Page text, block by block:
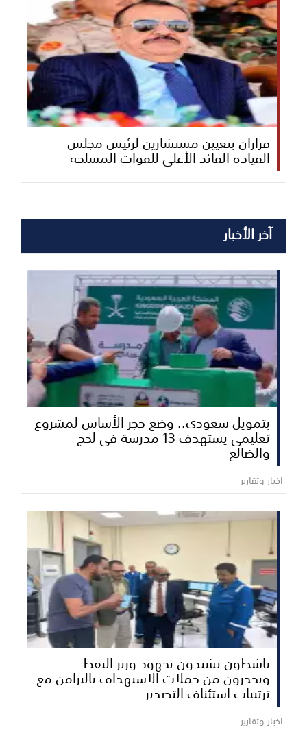
قراران بتعيين مستشارين لرئيس مجلس
القيادة القائد الأعلى للقوات المسلحة
آخر الأخبار
بتمويل سعودي.. وضع حجر الأساس لمشروع
تعليمي يستهدف 13 مدرسة في لحج
والضالع
اخبار وتقارير
ناشطون يشيدون بجهود وزير النفط
ويحذرون من حملات الاستهداف بالتزامن مع
ترتيبات استئناف التصدير
اخبار وتقارير